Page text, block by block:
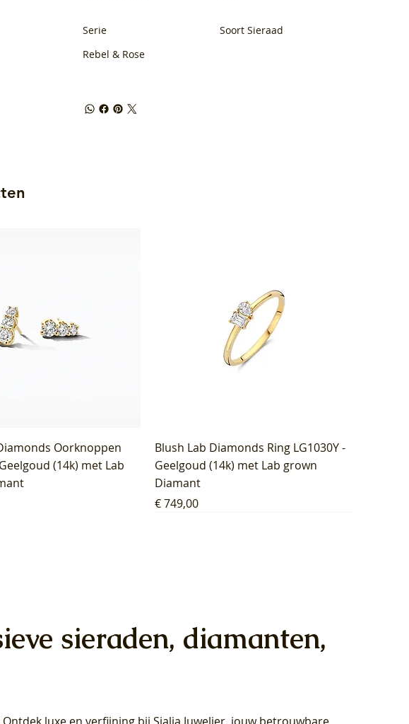
Serie
Rebel & Rose
Soort Sieraad
Oorknoppen
(14k) met Lab
Blush Lab Diamonds Ring LG1030Y -
Geelgoud (14k) met Lab grown
Diamant
Prijs
€ 749,00
sieraden, diamanten,